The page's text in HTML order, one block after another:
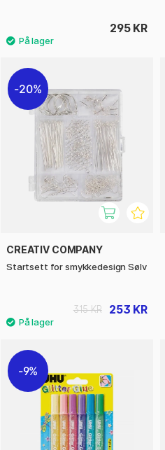
295 KR
20%
CREATIV COMPANY
Startsett for smykkedesign Sølv
253 KR
315 KR
9%